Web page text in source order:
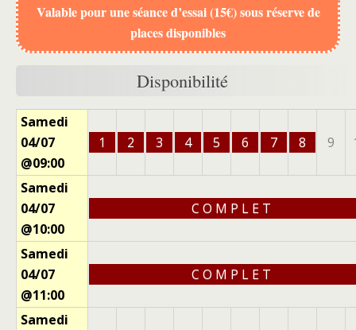
Valable pour une séance d’essai (15€) sous réserve de
places disponibles
Disponibilité
Samedi
04/07
@09:00
1 2 3 4 5 6 7 8 9
Samedi
04/07
@10:00
C O M P L E T
Samedi
04/07
@11:00
C O M P L E T
Samedi